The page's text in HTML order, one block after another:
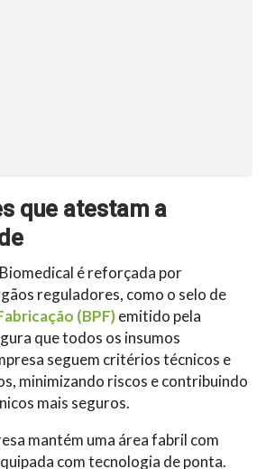
que atestam a
é reforçada por
reguladores, como o selo de
(BPF)emitido pela
que todos os insumos
seguem critérios técnicos e
minimizando riscos e contribuindo
mais seguros.
mantém uma área fabril com
com tecnologia de ponta.